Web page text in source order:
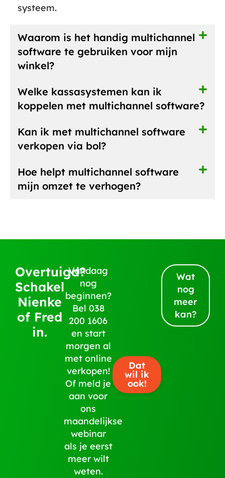
systeem.
Waarom is het handig multichannel
software te gebruiken voor mijn
winkel?
Welke kassasystemen kan ik
koppelen met multichannel software?
Kan ik met multichannel software
verkopen via bol?
Hoe helpt multichannel software
mijn omzet te verhogen?
Overtuigd?
Schakel
Nienke
of Fred
in.
Vandaag
nog
beginnen?
Bel 038
200 1606
en start
morgen al
met online
verkopen!
Of meld je
aan voor
ons
maandelijkse
webinar
als je eerst
meer wilt
weten.
Dat
wil ik
ook!
Wat
nog
meer
kan?